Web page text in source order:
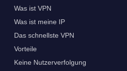
Was ist VPN
Was ist meine IP
Das schnellste VPN
Vorteile
Keine Nutzerverfolgung